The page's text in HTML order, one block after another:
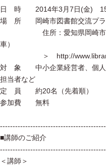
日 時 2014年3月7日(金)
場 所 岡崎市図書館交流プラ
住所：愛知県岡崎市康生
車）
＞ http://
対 象 中小企業経営者、個人
担当者など
定 員 約20名（先着順）
参加費 無料
■講師のご紹介
＜講師＞